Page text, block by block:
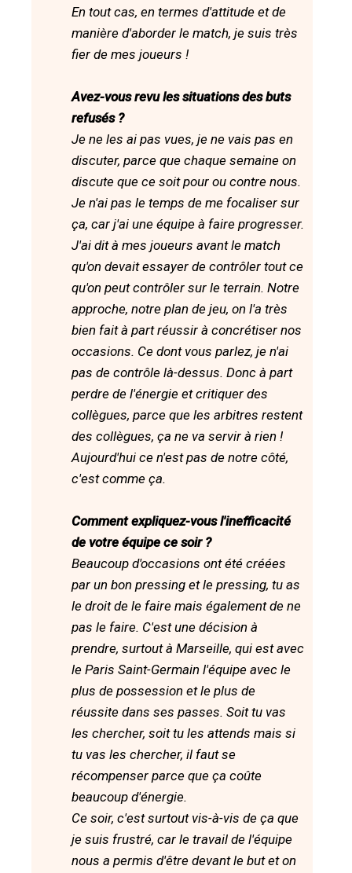
En tout cas, en termes d'attitude et de
manière d'aborder le match, je suis très
fier de mes joueurs !
Avez-vous revu les situations des buts
refusés ?
Je ne les ai pas vues, je ne vais pas en
discuter, parce que chaque semaine on
discute que ce soit pour ou contre nous.
Je n'ai pas le temps de me focaliser sur
ça, car j'ai une équipe à faire progresser.
J'ai dit à mes joueurs avant le match
qu'on devait essayer de contrôler tout ce
qu'on peut contrôler sur le terrain. Notre
approche, notre plan de jeu, on l'a très
bien fait à part réussir à concrétiser nos
occasions. Ce dont vous parlez, je n'ai
pas de contrôle là-dessus. Donc à part
perdre de l'énergie et critiquer des
collègues, parce que les arbitres restent
des collègues, ça ne va servir à rien !
Aujourd'hui ce n'est pas de notre côté,
c'est comme ça.
Comment expliquez-vous l'inefficacité
de votre équipe ce soir ?
Beaucoup d'occasions ont été créées
par un bon pressing et le pressing, tu as
le droit de le faire mais également de ne
pas le faire. C'est une décision à
prendre, surtout à Marseille, qui est avec
le Paris Saint-Germain l'équipe avec le
plus de possession et le plus de
réussite dans ses passes. Soit tu vas
les chercher, soit tu les attends mais si
tu vas les chercher, il faut se
récompenser parce que ça coûte
beaucoup d'énergie.
Ce soir, c'est surtout vis-à-vis de ça que
je suis frustré, car le travail de l'équipe
nous a permis d'être devant le but et on